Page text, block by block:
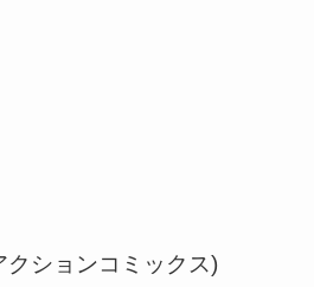
ションコミックス)